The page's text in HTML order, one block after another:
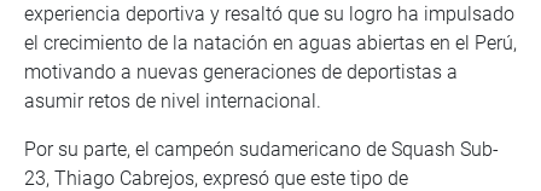
experiencia deportiva y resaltó que su logro ha impulsado
el crecimiento de la natación en aguas abiertas en el Perú,
motivando a nuevas generaciones de deportistas a
asumir retos de nivel internacional.
Por su parte, el campeón sudamericano de Squash Sub-
23, Thiago Cabrejos, expresó que este tipo de